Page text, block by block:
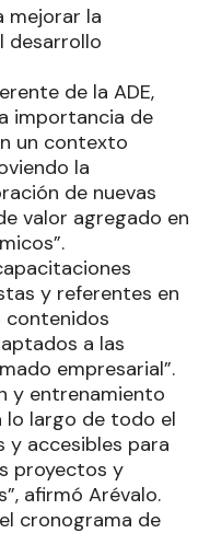
mejorar la
desarrollo
de la ADE,
importancia de
un contexto
la
de nuevas
valor agregado en
y referentes en
contenidos
a las
empresarial”.
y entrenamiento
lo largo de todo el
y accesibles para
proyectos y
afirmó Arévalo.
cronograma de